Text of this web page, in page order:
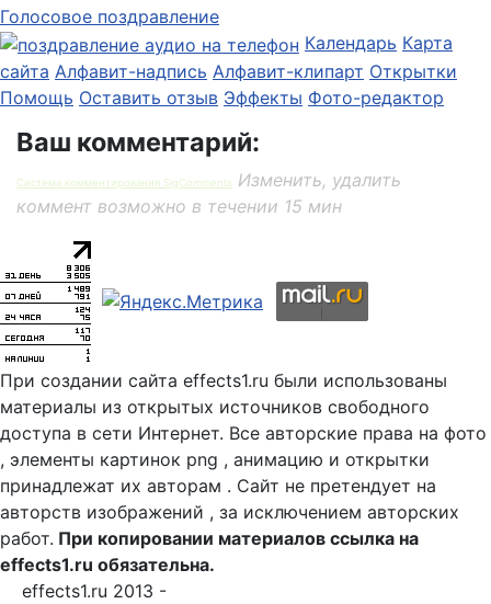
Голосовое поздравление
Календарь Карта
сайта Алфавит-надпись Алфавит-клипарт Открытки
Помощь Оставить отзыв Эффекты Фото-редактор
Ваш комментарий:
Система комментирования SigComments
Изменить, удалить
коммент возможно в течении 15 мин
При создании сайта effects1.ru были использованы
материалы из открытых источников свободного
доступа в сети Интернет. Все авторские права на фото
, элементы картинок png , анимацию и открытки
принадлежат их авторам . Сайт не претендует на
авторств изображений , за исключением авторских
работ. При копировании материалов ссылка на
effects1.ru обязательна.
effects1.ru 2013 -